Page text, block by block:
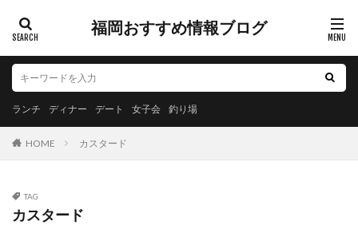
福岡おすすめ情報ブログ
ランチ ディナー デート 女子会 釣り場
HOME カスタード
TAG
カスタード